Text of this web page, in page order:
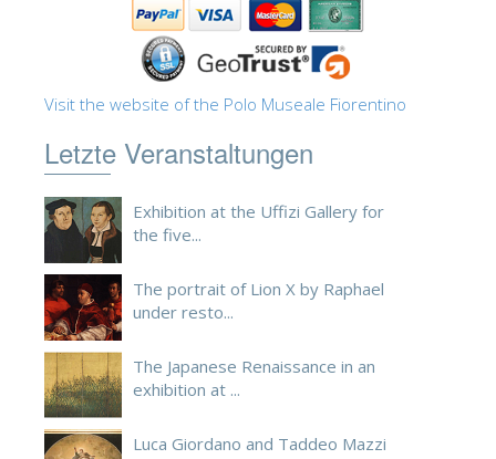
Visit the website of the Polo Museale Fiorentino
Letzte Veranstaltungen
Exhibition at the Uffizi Gallery for
the five...
The portrait of Lion X by Raphael
under resto...
The Japanese Renaissance in an
exhibition at ...
Luca Giordano and Taddeo Mazzi